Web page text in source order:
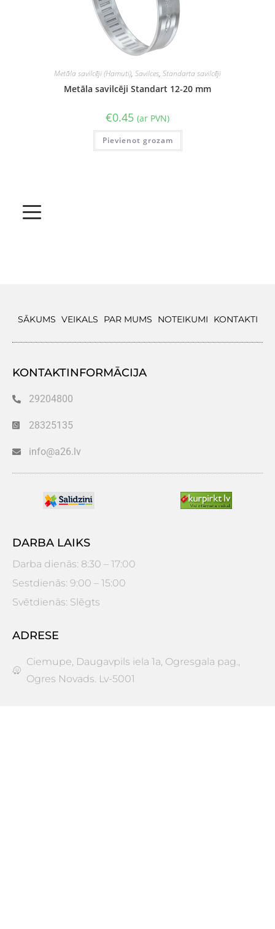
Metāla savilcēji (Hamuti), Savilces, Standarta savilcēji
Metāla savilcēji Standart 12-20 mm
€0.45 (ar PVN)
Pievienot grozam
SĀKUMS VEIKALS PAR MUMS NOTEIKUMI KONTAKTI
KONTAKTINFORMĀCIJA
29204800
28325135
info@a26.lv
DARBA LAIKS
Darba dienās: 8:30 – 17:00
Sestdienās: 9:00 – 15:00
Svētdienās: Slēgts
ADRESE
Ciemupe, Daugavpils iela 1a, Ogresgala pag.,
Ogres Novads. Lv-5001